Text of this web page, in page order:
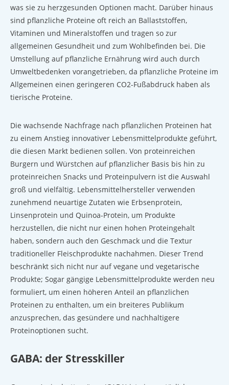
was sie zu herzgesunden Optionen macht. Darüber hinaus
sind pflanzliche Proteine ​​oft reich an Ballaststoffen,
Vitaminen und Mineralstoffen und tragen so zur
allgemeinen Gesundheit und zum Wohlbefinden bei. Die
Umstellung auf pflanzliche Ernährung wird auch durch
Umweltbedenken vorangetrieben, da pflanzliche Proteine ​​im
Allgemeinen einen geringeren CO2-Fußabdruck haben als
tierische Proteine.
Die wachsende Nachfrage nach pflanzlichen Proteinen hat
zu einem Anstieg innovativer Lebensmittelprodukte geführt,
die diesen Markt bedienen sollen. Von proteinreichen
Burgern und Würstchen auf pflanzlicher Basis bis hin zu
proteinreichen Snacks und Proteinpulvern ist die Auswahl
groß und vielfältig. Lebensmittelhersteller verwenden
zunehmend neuartige Zutaten wie Erbsenprotein,
Linsenprotein und Quinoa-Protein, um Produkte
herzustellen, die nicht nur einen hohen Proteingehalt
haben, sondern auch den Geschmack und die Textur
traditioneller Fleischprodukte nachahmen. Dieser Trend
beschränkt sich nicht nur auf vegane und vegetarische
Produkte; Sogar gängige Lebensmittelprodukte werden neu
formuliert, um einen höheren Anteil an pflanzlichen
Proteinen zu enthalten, um ein breiteres Publikum
anzusprechen, das gesündere und nachhaltigere
Proteinoptionen sucht.
GABA: der Stresskiller